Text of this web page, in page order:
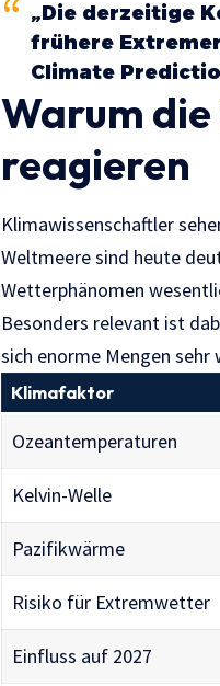
„Die derzeitige
frühere
Climate
Warum
reagieren
Klimawissenschaftler
Weltmeere sind heute
Wetterphänomen
Besonders relevant ist
sich enorme Mengen sehr
Klimafaktor
Ozeantemperaturen
Kelvin-Welle
Pazifikwärme
Risiko für Extremwetter
Einfluss auf 2027